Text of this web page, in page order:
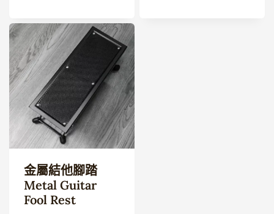
金屬結他腳踏
Metal Guitar
Fool Rest